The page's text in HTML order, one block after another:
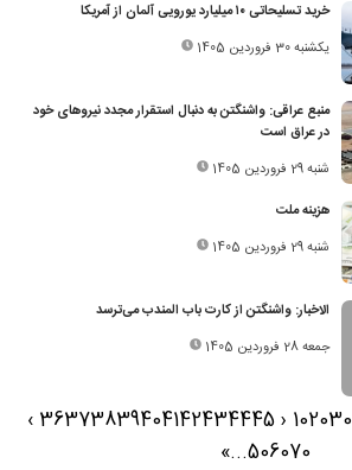
خرید تسلیحاتی ۱۰ میلیارد یورویی آلمان از آمریکا
یکشنبه 30 فروردین 1405
منبع عراقی: واشنگتن به دنبال استقرار مجدد نیروهای خود
در عراق است
شنبه 29 فروردین 1405
هزینه ملت
شنبه 29 فروردین 1405
الاخبار: واشنگتن از کارت باب المندب می‌ترسد
جمعه 28 فروردین 1405
102030
‹
36373839404142434445
›
506070
...
»